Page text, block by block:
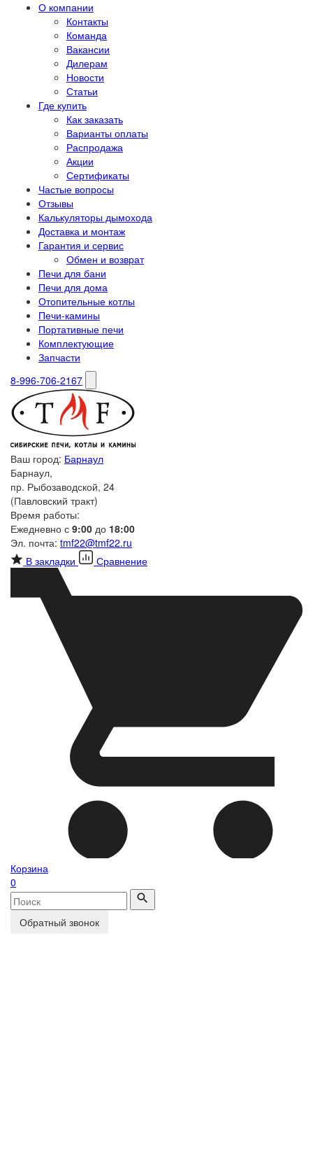
О компании
Контакты
Команда
Вакансии
Дилерам
Новости
Статьи
Где купить
Как заказать
Варианты оплаты
Распродажа
Акции
Сертификаты
Частые вопросы
Отзывы
Калькуляторы дымохода
Доставка и монтаж
Гарантия и сервис
Обмен и возврат
Печи для бани
Печи для дома
Отопительные котлы
Печи-камины
Портативные печи
Комплектующие
Запчасти
8-996-706-2167
Ваш город: Барнаул
Барнаул,
пр. Рыбозаводской, 24
(Павловский тракт)
Время работы:
Ежедневно с 9:00 до 18:00
Эл. почта: tmf22@tmf22.ru
В закладки
Сравнение
Корзина
0
Обратный звонок